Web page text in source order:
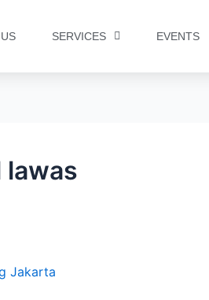
SERVICES EVENTS
lawas